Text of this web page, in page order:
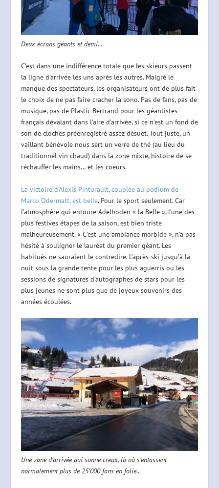
Deux écrans géants et demi…
C’est dans une indifférence totale que les skieurs passent
la ligne d’arrivée les uns après les autres. Malgré le
manque des spectateurs, les organisateurs ont de plus fait
le choix de ne pas faire cracher la sono. Pas de fans, pas de
musique, pas de Plastic Bertrand pour les géantistes
français dévalant dans l’aire d’arrivée, si ce n’est un fond de
son de cloches préenregistré assez désuet. Tout juste, un
vaillant bénévole nous sert un verre de thé (au lieu du
traditionnel vin chaud) dans la zone mixte, histoire de se
réchauffer les mains… et les coeurs.
La victoire d’Alexis Pinturault, couplée au podium de
Marco Odermatt, est belle. Pour le sport seulement. Car
l’atmosphère qui entoure Adelboden « la Belle », l’une des
plus festives étapes de la saison, est bien triste
malheureusement. « C’est une ambiance morbide », n’a pas
hésité à souligner le lauréat du premier géant. Les
habitués ne sauraient le contredire. L’après-ski jusqu’à la
nuit sous la grande tente pour les plus aguerris ou les
sessions de signatures d’autographes de stars pour les
plus jeunes ne sont plus que de joyeux souvenirs des
années écoulées.
Une zone d’arrivée qui sonne creux, là où s’entassent
normalement plus de 25’000 fans en folie..